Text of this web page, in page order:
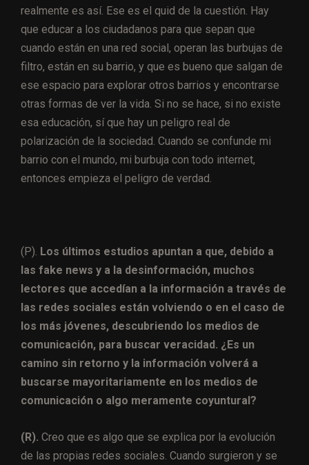
realmente es así. Ese es el quid de la cuestión. Hay
que educar a los ciudadanos para que sepan que
cuando están en una red social, operan las burbujas de
filtro, están en su barrio, y que es bueno que salgan de
ese espacio para explorar otros barrios y encontrarse
otras formas de ver la vida. Si no se hace, si no existe
esa educación, sí que hay un peligro real de
polarización de la sociedad. Cuando se confunde mi
barrio con el mundo, mi burbuja con todo internet,
entonces empieza el peligro de verdad.
(P). Los últimos estudios apuntan a que, debido a
las fake news y a la desinformación, muchos
lectores que accedían a la información a través de
las redes sociales están volviendo o en el caso de
los más jóvenes, descubriendo los medios de
comunicación, para buscar veracidad. ¿Es un
camino sin retorno y la información volverá a
buscarse mayoritariamente en los medios de
comunicación o algo meramente coyuntural?
(R). Creo que es algo que se explica por la evolución
de las propias redes sociales. Cuando surgieron y se